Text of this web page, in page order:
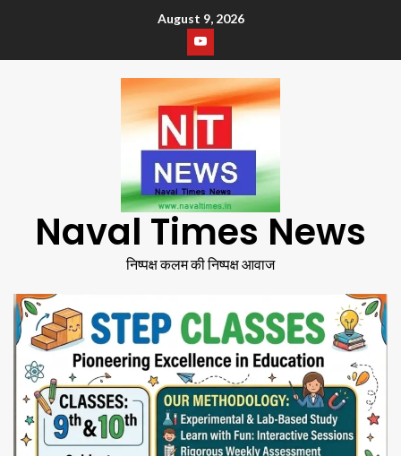
August 9, 2026
Naval Times News
निष्पक्ष कलम की निष्पक्ष आवाज